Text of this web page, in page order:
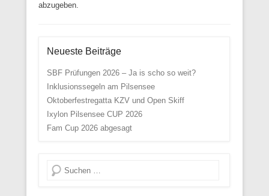
abzugeben.
Neueste Beiträge
SBF Prüfungen 2026 – Ja is scho so weit?
Inklusionssegeln am Pilsensee
Oktoberfestregatta KZV und Open Skiff
Ixylon Pilsensee CUP 2026
Fam Cup 2026 abgesagt
Suche